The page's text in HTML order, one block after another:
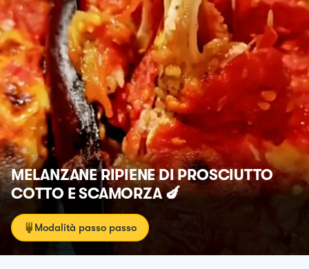
MELANZANE RIPIENE DI PROSCIUTTO
COTTO E SCAMORZA 🍆
Modalità passo passo